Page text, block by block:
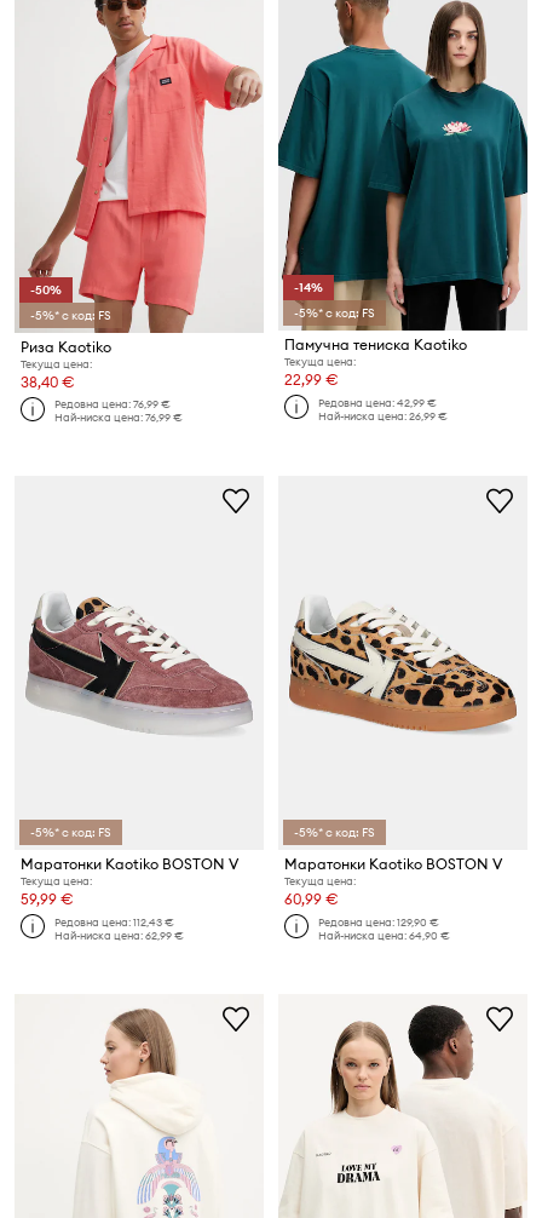
-50%
-5%* с код: FS
Риза Kaotiko
Текуща цена:
38,40 €
Редовна цена:76,99 €
Най-ниска цена:76,99 €
-14%
-5%* с код: FS
Памучна тениска Kaotiko
Текуща цена:
22,99 €
Редовна цена:42,99 €
Най-ниска цена:26,99 €
-5%* с код: FS
Маратонки Kaotiko BOSTON V
Текуща цена:
59,99 €
Редовна цена:112,43 €
Най-ниска цена:62,99 €
-5%* с код: FS
Маратонки Kaotiko BOSTON V
Текуща цена:
60,99 €
Редовна цена:129,90 €
Най-ниска цена:64,90 €